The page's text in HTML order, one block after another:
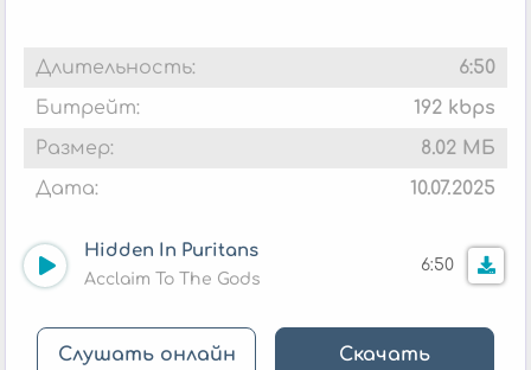
Длительность:
6:50
Битрейт:
192 kbps
Размер:
8.02 МБ
Дата:
10.07.2025
Hidden In Puritans
Acclaim To The Gods
6:50
Слушать онлайн Скачать